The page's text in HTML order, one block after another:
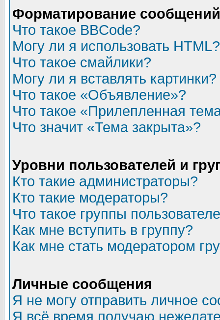
Форматирование
Что такое BBCode?
Могу ли я использовать HTML?
Что такое смайлики?
Могу ли я вставлять картинки?
Что такое «Объявление»?
Что такое «Прилепленная
Что значит «Тема закрыта»?
Уровни пользователей и
Кто такие администраторы?
Кто такие модераторы?
Что такое группы
Как мне вступить в группу?
Как мне стать модератором
Личные сообщения
Я не могу отправить личное
Я всё время получаю